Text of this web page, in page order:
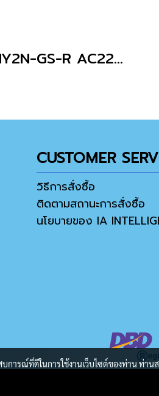
MY2N-GS-R AC220/240
CUSTOMER
วิธีการสั่งซื้อ
ติดตามสถานะการสั่งซื้อ
นโยบายของ IA
ารณ์ที่ดีในการใช้งานเว็บไซต์ของท่าน ท่าน